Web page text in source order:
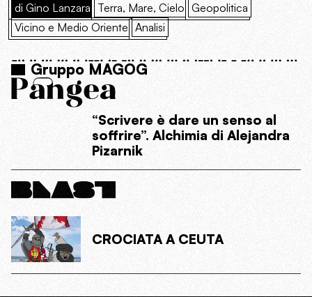
di Gino Lanzara Terra, Mare, Cielo Geopolitica
Vicino e Medio Oriente Analisi
Gruppo MAGOG
“Scrivere è dare un senso al
soffrire”. Alchimia di Alejandra
Pizarnik
CROCIATA A CEUTA